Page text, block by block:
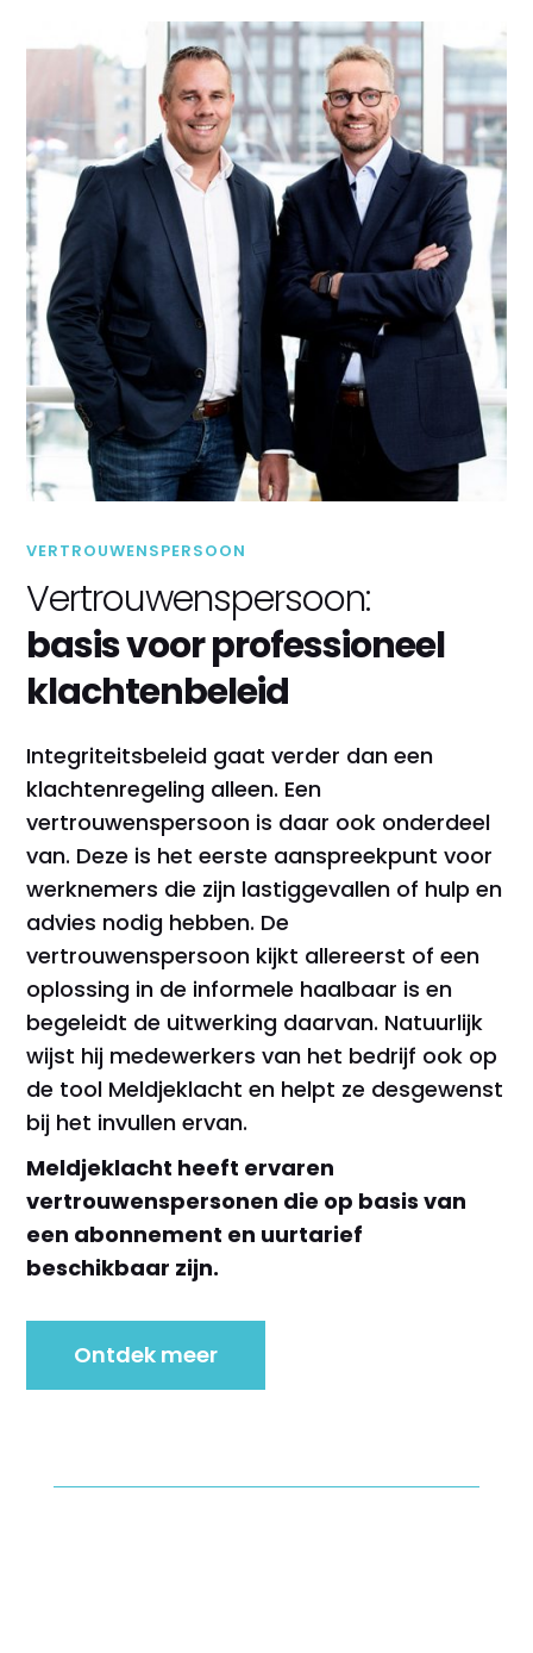
VERTROUWENSPERSOON
Vertrouwenspersoon:
basis voor professioneel
klachtenbeleid
Integriteitsbeleid gaat verder dan een
klachtenregeling alleen. Een
vertrouwenspersoon is daar ook onderdeel
van. Deze is het eerste aanspreekpunt voor
werknemers die zijn lastiggevallen of hulp en
advies nodig hebben. De
vertrouwenspersoon kijkt allereerst of een
oplossing in de informele haalbaar is en
begeleidt de uitwerking daarvan. Natuurlijk
wijst hij medewerkers van het bedrijf ook op
de tool Meldjeklacht en helpt ze desgewenst
bij het invullen ervan.
Meldjeklacht heeft ervaren
vertrouwenspersonen die op basis van
een abonnement en uurtarief
beschikbaar zijn.
Ontdek meer